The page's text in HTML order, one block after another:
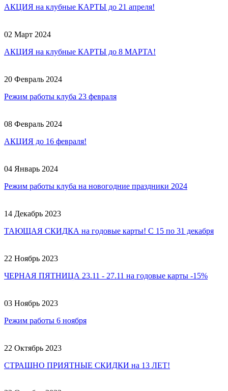
АКЦИЯ на клубные КАРТЫ до 21 апреля!
02 Март 2024
АКЦИЯ на клубные КАРТЫ до 8 МАРТА!
20 Февраль 2024
Режим работы клуба 23 февраля
08 Февраль 2024
АКЦИЯ до 16 февраля!
04 Январь 2024
Режим работы клуба на новогодние праздники 2024
14 Декабрь 2023
ТАЮЩАЯ СКИДКА на годовые карты! С 15 по 31 декабря
22 Ноябрь 2023
ЧЕРНАЯ ПЯТНИЦА 23.11 - 27.11 на годовые карты -15%
03 Ноябрь 2023
Режим работы 6 ноября
22 Октябрь 2023
СТРАШНО ПРИЯТНЫЕ СКИДКИ на 13 ЛЕТ!